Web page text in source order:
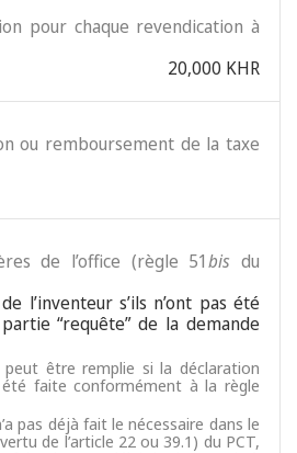
pour chaque revendication à
20,000 KHR
ou remboursement de la taxe
de l’office (règle 51bis du
l’inventeur s’ils n’ont pas été
“requête” de la demande
être remplie si la déclaration
faite conformément à la règle
pas déjà fait le nécessaire dans le
de l’article 22 ou 39.1) du PCT,